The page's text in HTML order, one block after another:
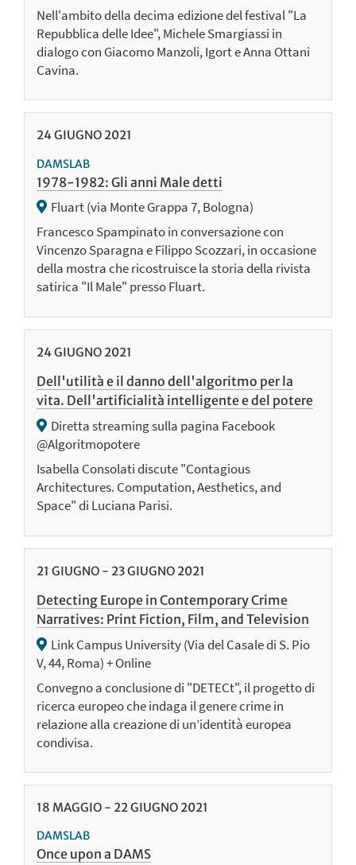
Nell'ambito della decima edizione del festival "La
Repubblica delle Idee", Michele Smargiassi in
dialogo con Giacomo Manzoli, Igort e Anna Ottani
Cavina.
24GIUGNO 2021
DAMSLAB
1978-1982: Gli anni Male detti
Fluart (via Monte Grappa 7, Bologna)
Francesco Spampinato in conversazione con
Vincenzo Sparagna e Filippo Scozzari, in occasione
della mostra che ricostruisce la storia della rivista
satirica "Il Male" presso Fluart.
24GIUGNO 2021
Dell'utilità e il danno dell'algoritmo per la
vita. Dell'artificialità intelligente e del potere
Diretta streaming sulla pagina Facebook
@Algoritmopotere
Isabella Consolati discute "Contagious
Architectures. Computation, Aesthetics, and
Space" di Luciana Parisi.
21 GIUGNO - 23GIUGNO 2021
Detecting Europe in Contemporary Crime
Narratives: Print Fiction, Film, and Television
Link Campus University (Via del Casale di S. Pio
V, 44, Roma) + Online
Convegno a conclusione di "DETECt", il progetto di
ricerca europeo che indaga il genere crime in
relazione alla creazione di un’identità europea
condivisa.
18 MAGGIO - 22GIUGNO 2021
DAMSLAB
Once upon a DAMS